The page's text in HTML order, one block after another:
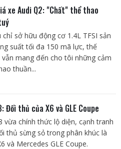
xe Audi Q2: "Chất" thể thao
chỉ sở hữu động cơ 1.4L TFSI sản
suất tối đa 150 mã lực, thế
mang đến cho tôi những cảm
thuần...
Đối thủ của X6 và GLE Coupe
vừa chính thức lộ diện, cạnh tranh
thủ sừng sỏ trong phân khúc là
và Mercedes GLE Coupe.